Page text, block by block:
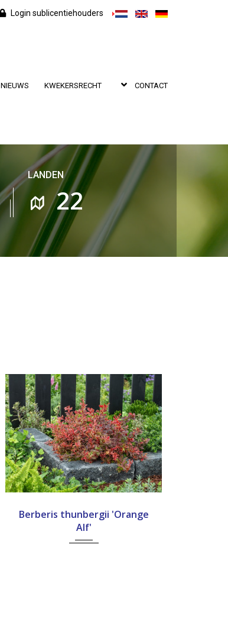
Login sublicentiehouders
NIEUWS KWEKERSRECHT CONTACT
LANDEN
27
Berberis thunbergii 'Orange
Alf'